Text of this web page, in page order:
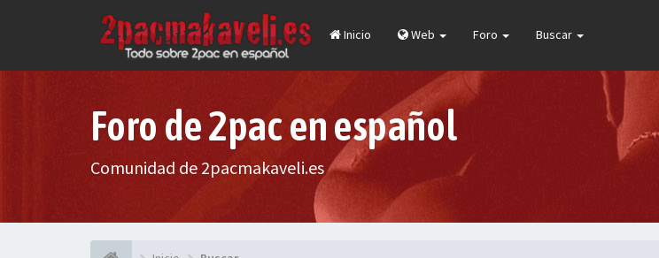
Inicio Web Foro Buscar
Foro de 2pac en español
Comunidad de 2pacmakaveli.es